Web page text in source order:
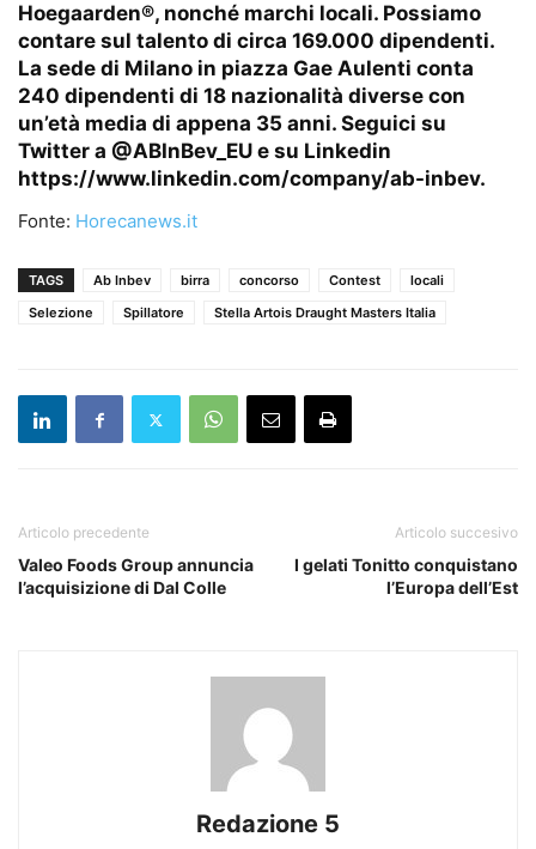
Hoegaarden®, nonché marchi locali. Possiamo
contare sul talento di circa 169.000 dipendenti.
La sede di Milano in piazza Gae Aulenti conta
240 dipendenti di 18 nazionalità diverse con
un’età media di appena 35 anni. Seguici su
Twitter a @ABInBev_EU e su Linkedin
https://www.linkedin.com/company/ab-inbev.
Fonte: Horecanews.it
TAGS Ab Inbev birra concorso Contest
locali
Selezione
Spillatore Stella Artois Draught Masters Italia
Articolo precedente
Valeo Foods Group annuncia
l’acquisizione di Dal Colle
Articolo succesivo
I gelati Tonitto conquistano
l’Europa dell’Est
Redazione 5